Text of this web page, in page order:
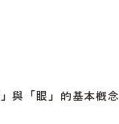
與「眼」的基本概念